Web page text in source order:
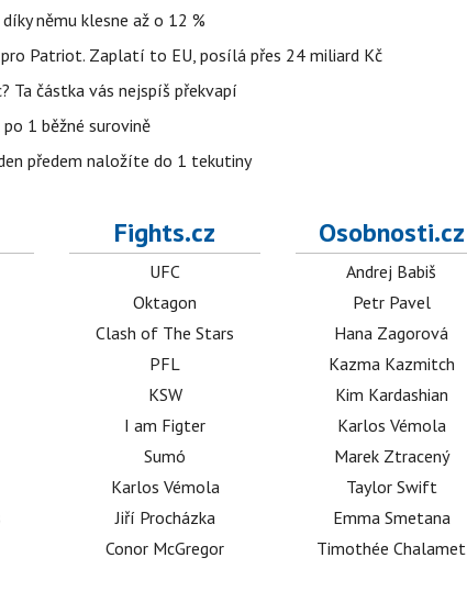
němu klesne až o 12 %
Patriot. Zaplatí to EU, posílá přes 24 miliard Kč
Ta částka vás nejspíš překvapí
1 běžné surovině
předem naložíte do 1 tekutiny
Fights.cz
UFC
Oktagon
Clash of The Stars
PFL
KSW
I am Figter
Sumó
Karlos Vémola
Jiří Procházka
Conor McGregor
Osobnosti.cz
Andrej Babiš
Petr Pavel
Hana Zagorová
Kazma Kazmitch
Kim Kardashian
Karlos Vémola
Marek Ztracený
Taylor Swift
Emma Smetana
Timothée Chalamet